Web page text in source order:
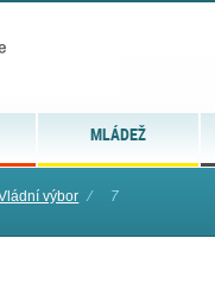
MLÁDEŽ
výbor ⁄ 7